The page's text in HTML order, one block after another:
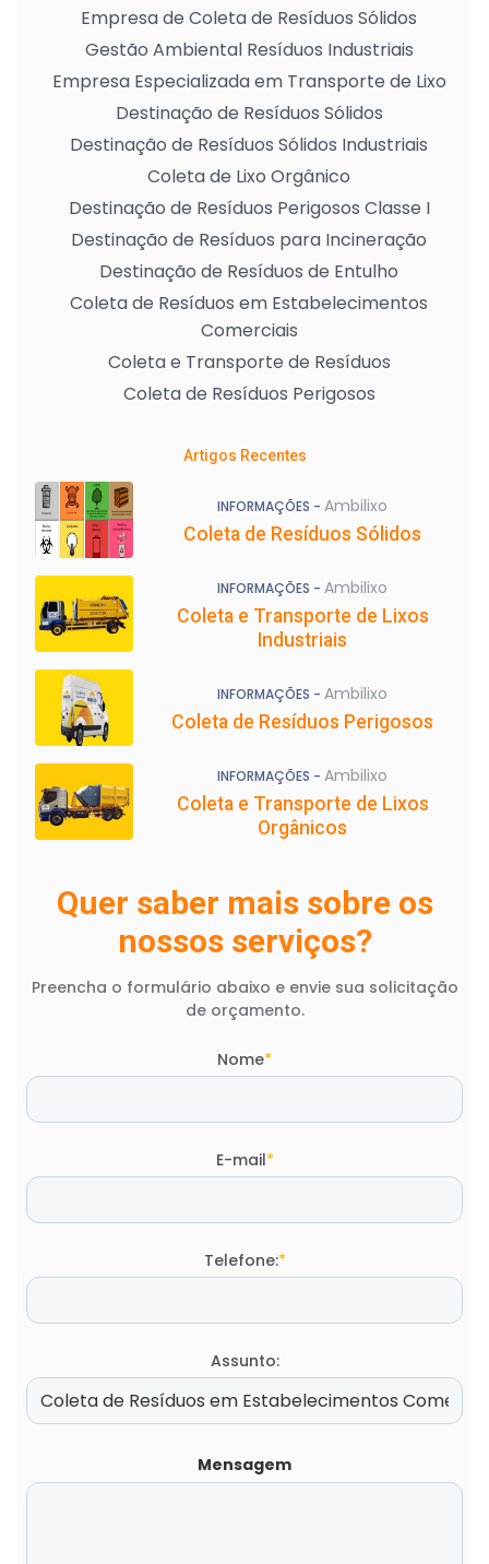
Empresa de Coleta de Resíduos Sólidos
Gestão Ambiental Resíduos Industriais
Empresa Especializada em Transporte de Lixo
Destinação de Resíduos Sólidos
Destinação de Resíduos Sólidos Industriais
Coleta de Lixo Orgânico
Destinação de Resíduos Perigosos Classe I
Destinação de Resíduos para Incineração
Destinação de Resíduos de Entulho
Coleta de Resíduos em Estabelecimentos
Comerciais
Coleta e Transporte de Resíduos
Coleta de Resíduos Perigosos
Artigos Recentes
INFORMAÇÕES - Ambilixo
Coleta de Resíduos Sólidos
INFORMAÇÕES - Ambilixo
Coleta e Transporte de Lixos
Industriais
INFORMAÇÕES - Ambilixo
Coleta de Resíduos Perigosos
INFORMAÇÕES - Ambilixo
Coleta e Transporte de Lixos
Orgânicos
Quer saber mais sobre os
nossos serviços?
Preencha o formulário abaixo e envie sua solicitação
de orçamento.
Nome*
E-mail*
Telefone:*
Assunto:
Mensagem